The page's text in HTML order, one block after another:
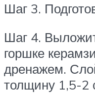
Шаг 3.
Шаг 4.
горшке
дренажем.
толщину 1,5-2